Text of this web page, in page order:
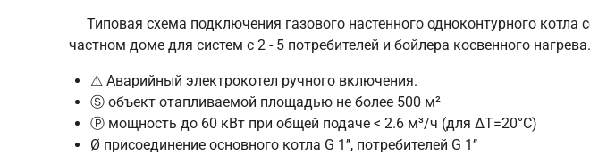
Типовая схема подключения газового настенного одноконтурного
частном доме для систем с 2 - 5 потребителей и бойлера косвенного нагрева.
⚠ Аварийный электрокотел ручного включения.
Ⓢ объект отапливаемой площадью не более 500 м²
Ⓟ мощность до 60 кВт при общей подаче < 2.6 м³/ч (для ΔT=20°C)
Ø присоединение основного котла G 1’’, потребителей G 1’’